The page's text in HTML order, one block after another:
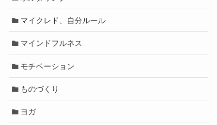
マイクレド、自分ルール
マインドフルネス
モチベーション
ものづくり
ヨガ